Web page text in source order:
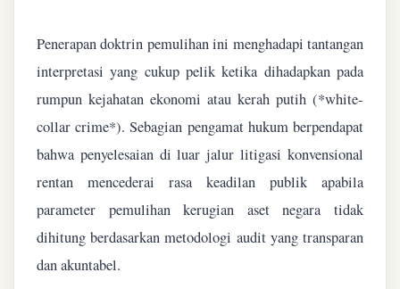
Penerapan doktrin pemulihan ini menghadapi tantangan
interpretasi yang cukup pelik ketika dihadapkan pada
rumpun kejahatan ekonomi atau kerah putih (*white-
collar crime*). Sebagian pengamat hukum berpendapat
bahwa penyelesaian di luar jalur litigasi konvensional
rentan mencederai rasa keadilan publik apabila
parameter pemulihan kerugian aset negara tidak
dihitung berdasarkan metodologi audit yang transparan
dan akuntabel.